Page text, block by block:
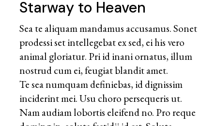
Starway to Heaven
Sea te aliquam mandamus accusamus. Sonet
prodessi set intellegebat ex sed, ei his vero
animal gloriatur. Pri id inani ornatus, illum
nostrud cum ei, feugiat blandit amet.
Te sea numquam definiebas, id dignissim
inciderint mei. Usu choro persequeris ut.
Nam audiam lobortis eleifend no. Pro reque